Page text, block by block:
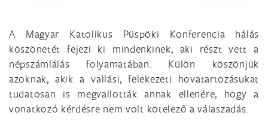
A Magyar Katolikus Püspöki Konferencia hálás
köszönetét fejezi ki mindenkinek, aki részt vett a
népszámlálás folyamatában. Külön köszönjük
azoknak, akik a vallási, felekezeti hovatartozásukat
tudatosan is megvallották annak ellenére, hogy a
vonatkozó kérdésre nem volt kötelező a válaszadás.